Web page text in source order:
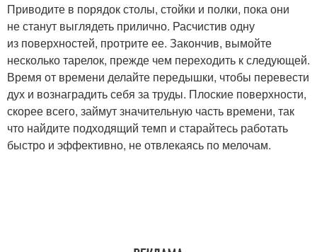
Приводите в порядок столы, стойки и полки, пока они
не станут выглядеть прилично. Расчистив одну
из поверхностей, протрите ее. Закончив, вымойте
несколько тарелок, прежде чем переходить к следующей.
Время от времени делайте передышки, чтобы перевести
дух и вознаградить себя за труды. Плоские поверхности,
скорее всего, займут значительную часть времени, так
что найдите подходящий темп и старайтесь работать
быстро и эффективно, не отвлекаясь по мелочам.